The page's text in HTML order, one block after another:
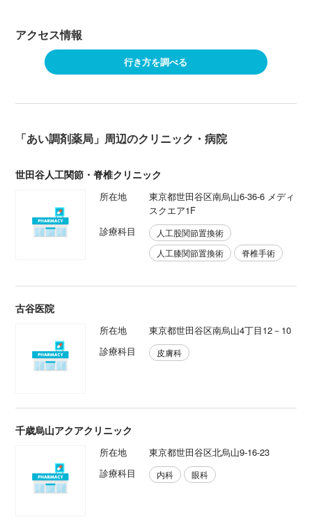
アクセス情報
行き方を調べる
「あい調剤薬局」周辺のクリニック・病院
世田谷人工関節・脊椎クリニック
所在地
東京都世田谷区南烏山6-36-6 メディ
スクエア1F
診療科目
人工股関節置換術
人工膝関節置換術
脊椎手術
古谷医院
所在地
東京都世田谷区南烏山4丁目12－10
診療科目
皮膚科
千歳烏山アクアクリニック
所在地
東京都世田谷区北烏山9-16-23
診療科目
内科 眼科